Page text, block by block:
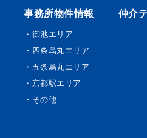
事務所物件情報
・御池エリア
・四条烏丸エリア
・五条烏丸エリア
・京都駅エリア
・その他
仲介